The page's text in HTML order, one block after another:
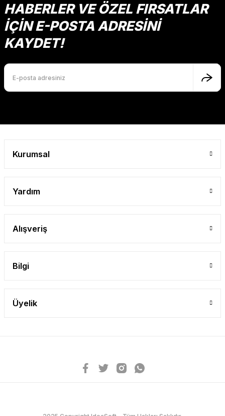
HABERLER VE ÖZEL FIRSATLAR
İÇİN E-POSTA ADRESİNİ
KAYDET!
Kurumsal
Yardım
Alışveriş
Bilgi
Üyelik